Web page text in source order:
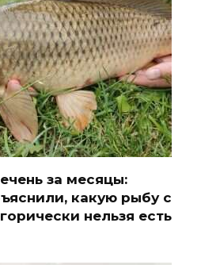
за месяцы:
какую рыбу с
нельзя есть